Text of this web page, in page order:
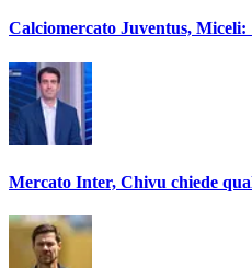
Calciomercato Juventus,
Mercato Inter, Chivu chiede